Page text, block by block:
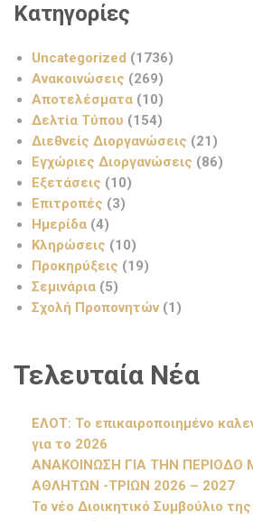
Κατηγορίες
Uncategorized (1736)
Ανακοινώσεις (269)
Αποτελέσματα (10)
Δελτία Τύπου (154)
Διεθνείς Διοργανώσεις (21)
Εγχώριες Διοργανώσεις (86)
Εξετάσεις (10)
Επιτροπές (3)
Ημερίδα (4)
Κληρώσεις (10)
Προκηρύξεις (19)
Σεμινάρια (5)
Σχολή Προπονητών (1)
Τελευταία Νέα
ΕΛΟΤ: Το επικαιροποιημένο
για το 2026
ΑΝΑΚΟΙΝΩΣΗ ΓΙΑ ΤΗΝ ΠΕΡΙΟΔΟ
ΑΘΛΗΤΩΝ -ΤΡΙΩΝ 2026 – 2027
Το νέο Διοικητικό Συμβούλιο